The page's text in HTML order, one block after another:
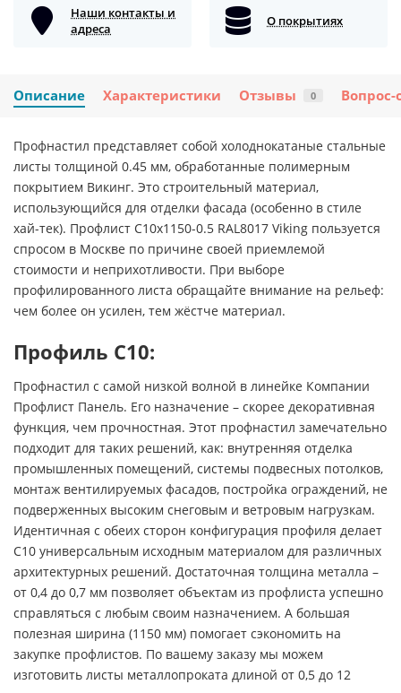
Наши контакты и
адреса
О покрытиях
Описание Характеристики Отзывы 0 Вопрос-
Профнастил представляет собой холоднокатаные стальные
листы толщиной 0.45 мм, обработанные полимерным
покрытием Викинг. Это строительный материал,
использующийся для отделки фасада (особенно в стиле
хай-тек). Профлист С10х1150-0.5 RAL8017 Viking пользуется
спросом в Москве по причине своей приемлемой
стоимости и неприхотливости. При выборе
профилированного листа обращайте внимание на рельеф:
чем более он усилен, тем жёстче материал.
Профиль С10:
Профнастил с самой низкой волной в линейке Компании
Профлист Панель. Его назначение – скорее декоративная
функция, чем прочностная. Этот профнастил замечательно
подходит для таких решений, как: внутренняя отделка
промышленных помещений, системы подвесных потолков,
монтаж вентилируемых фасадов, постройка ограждений, не
подверженных высоким снеговым и ветровым нагрузкам.
Идентичная с обеих сторон конфигурация профиля делает
С10 универсальным исходным материалом для различных
архитектурных решений. Достаточная толщина металла –
от 0,4 до 0,7 мм позволяет объектам из профлиста успешно
справляться с любым своим назначением. А большая
полезная ширина (1150 мм) помогает сэкономить на
закупке профлистов. По вашему заказу мы можем
изготовить листы металлопроката длиной от 0,5 до 12